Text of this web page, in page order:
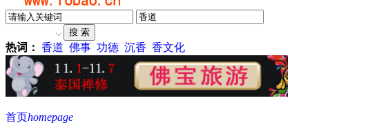
热词： 香道 佛事 功德 沉香 香文化
首页homepage